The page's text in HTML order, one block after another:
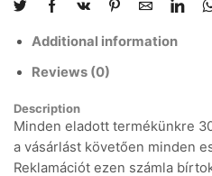
Additional information
Reviews (0)
Description
Minden eladott termékünkre
a vásárlást követően minden
Reklamációt ezen számla